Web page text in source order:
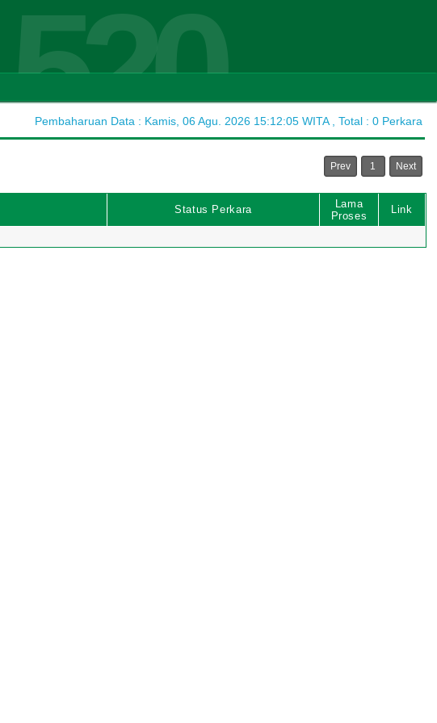
520
Pembaharuan Data : Kamis, 06 Agu. 2026 15:12:05 WITA , Total : 0 Perkara
Prev 1 Next
Status Perkara
Lama
Proses
Link